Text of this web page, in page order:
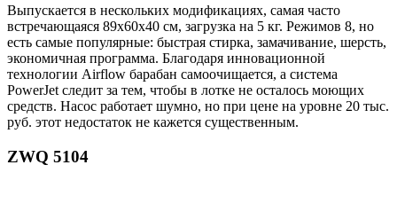
Выпускается в нескольких модификациях, самая часто
встречающаяся 89х60х40 см, загрузка на 5 кг. Режимов 8, но
есть самые популярные: быстрая стирка, замачивание, шерсть,
экономичная программа. Благодаря инновационной
технологии Airflow барабан самоочищается, а система
PowerJet следит за тем, чтобы в лотке не осталось моющих
средств. Насос работает шумно, но при цене на уровне 20 тыс.
руб. этот недостаток не кажется существенным.
ZWQ 5104